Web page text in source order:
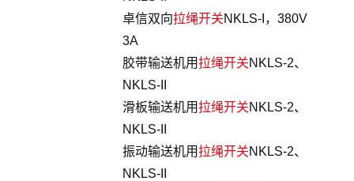
卓信双向拉绳开关NKLS-I，380V
3A
胶带输送机用拉绳开关NKLS-2、
NKLS-II
滑板输送机用拉绳开关NKLS-2、
NKLS-II
振动输送机用拉绳开关NKLS-2、
NKLS-II